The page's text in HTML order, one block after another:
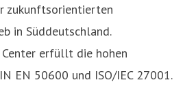
zukunftsorientierten
in Süddeutschland.
Center erfüllt die hohen
EN 50600 und ISO/IEC 27001.